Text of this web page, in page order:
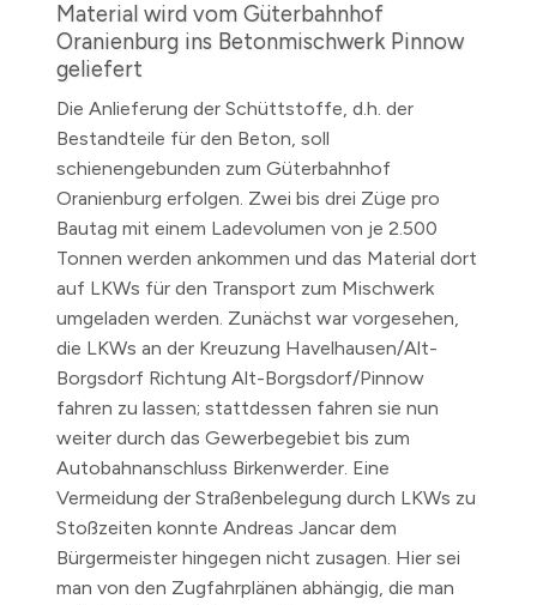
Material wird vom Güterbahnhof
Oranienburg ins Betonmischwerk Pinnow
geliefert
Die Anlieferung der Schüttstoffe, d.h. der
Bestandteile für den Beton, soll
schienengebunden zum Güterbahnhof
Oranienburg erfolgen. Zwei bis drei Züge pro
Bautag mit einem Ladevolumen von je 2.500
Tonnen werden ankommen und das Material dort
auf LKWs für den Transport zum Mischwerk
umgeladen werden. Zunächst war vorgesehen,
die LKWs an der Kreuzung Havelhausen/Alt-
Borgsdorf Richtung Alt-Borgsdorf/Pinnow
fahren zu lassen; stattdessen fahren sie nun
weiter durch das Gewerbegebiet bis zum
Autobahnanschluss Birkenwerder. Eine
Vermeidung der Straßenbelegung durch LKWs zu
Stoßzeiten konnte Andreas Jancar dem
Bürgermeister hingegen nicht zusagen. Hier sei
man von den Zugfahrplänen abhängig, die man